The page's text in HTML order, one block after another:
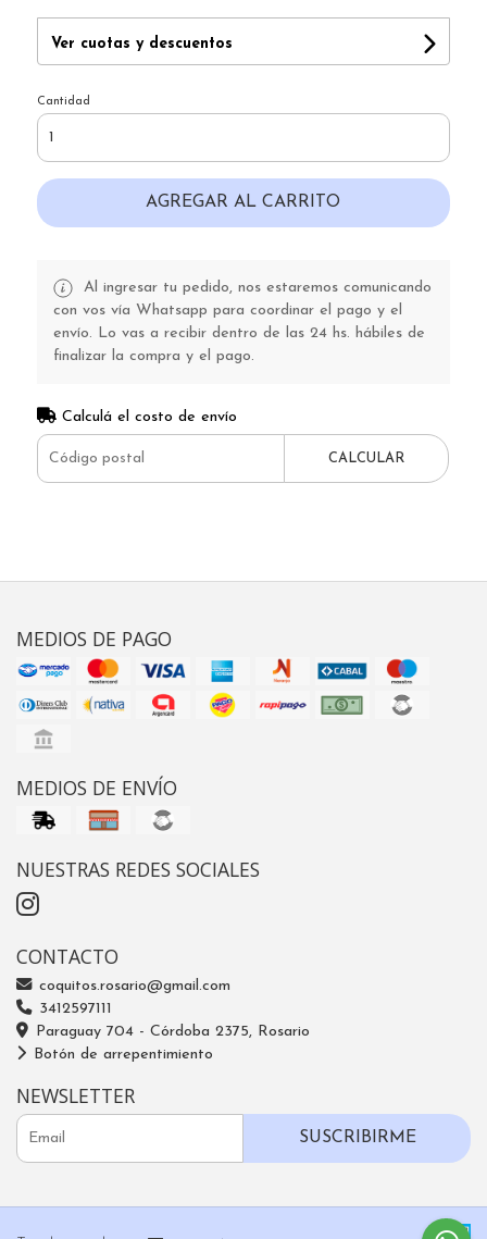
Ver cuotas y descuentos
Cantidad
AGREGAR AL CARRITO
Al ingresar tu pedido, nos estaremos comunicando
con vos vía Whatsapp para coordinar el pago y el
envío. Lo vas a recibir dentro de las 24 hs. hábiles de
finalizar la compra y el pago.
Calculá el costo de envío
CALCULAR
MEDIOS DE PAGO
MEDIOS DE ENVÍO
NUESTRAS REDES SOCIALES
CONTACTO
coquitos.rosario@gmail.com
3412597111
Paraguay 704 - Córdoba 2375, Rosario
Botón de arrepentimiento
NEWSLETTER
SUSCRIBIRME